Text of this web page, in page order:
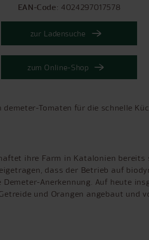
EAN-Code:4024297017578
zur Ladensuche
zum Online-Shop
Tomaten für die schnelle
ihre Farm in Katalonien
dass der Betrieb auf
Anerkennung. Auf heute
und Orangen angebaut und